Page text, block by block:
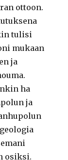
ottoon.
tulisi
mukaan
ja
ha
ja
osiksi.